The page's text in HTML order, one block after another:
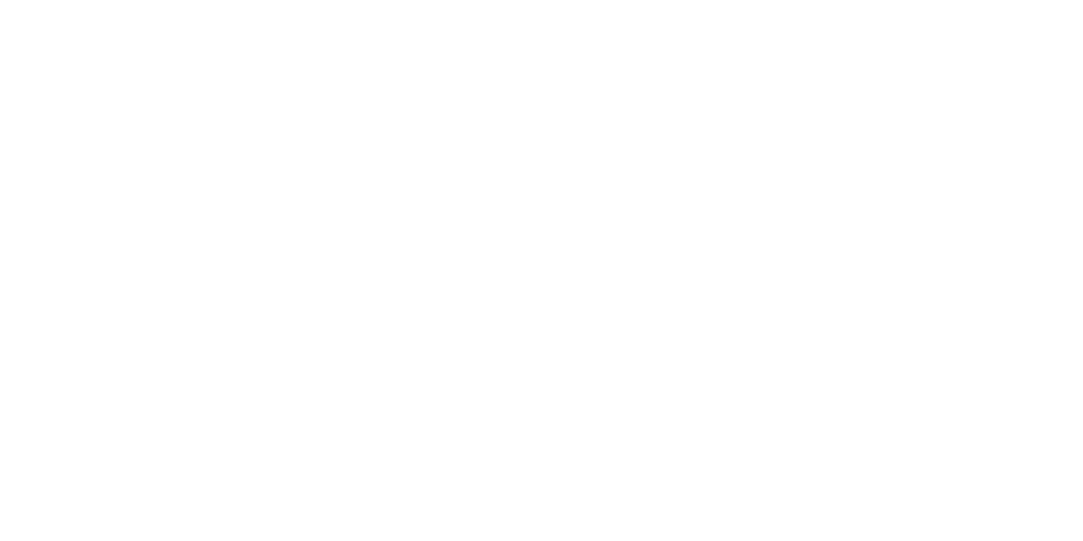
bazén, 1 relaxační bazén s vodopády,1 venkovní bazén se sladkou vodou (lehátka a slunečníky zdarma)
chodidel)